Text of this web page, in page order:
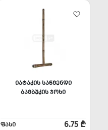
ᲘᲐᲢᲐᲙᲘᲡ ᲡᲐᲬᲛᲔᲜᲓᲘ
ᲑᲐᲛᲑᲣᲙᲘᲡ ᲯᲝᲮᲘ
ᲤᲐᲡᲘ 6.75 ₾